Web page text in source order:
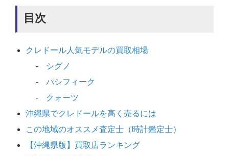
目次
クレドール人気モデルの買取相場
シグノ
パシフィーク
クォーツ
沖縄県でクレドールを高く売るには
この地域のオススメ査定士（時計鑑定士）
【沖縄県版】買取店ランキング